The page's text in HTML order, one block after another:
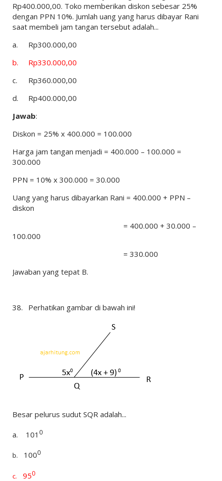
Rp400.000,00. Toko memberikan diskon sebesar 25%
dengan PPN 10%. Jumlah uang yang harus dibayar Rani
saat membeli jam tangan tersebut adalah...
a.
Rp300.000,00
b.
Rp330.000,00
c.
Rp360.000,00
d.
Rp400.000,00
Jawab:
Diskon = 25% x 400.000 = 100.000
Harga jam tangan menjadi = 400.000 – 100.000 =
300.000
PPN = 10% x 300.000 = 30.000
Uang yang harus dibayarkan Rani = 400.000 + PPN –
diskon
= 400.000 + 30.000 –
100.000
= 330.000
Jawaban yang tepat B.
38. Perhatikan gambar di bawah ini!
Besar pelurus sudut SQR adalah...
a. 101 0
b. 1000
c. 950